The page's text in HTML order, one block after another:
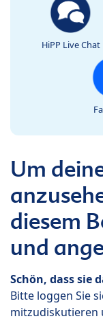
HiPP Live Chat
Um
diesem
und
Schön, dass sie
Bitte loggen Sie
mitzudiskutieren